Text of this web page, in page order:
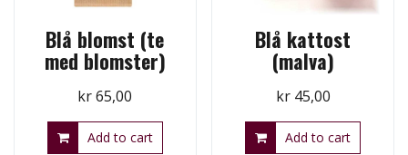
Blå blomst (te
med blomster)
kr65,00
Add to cart
Blå kattost
(malva)
kr45,00
Add to cart